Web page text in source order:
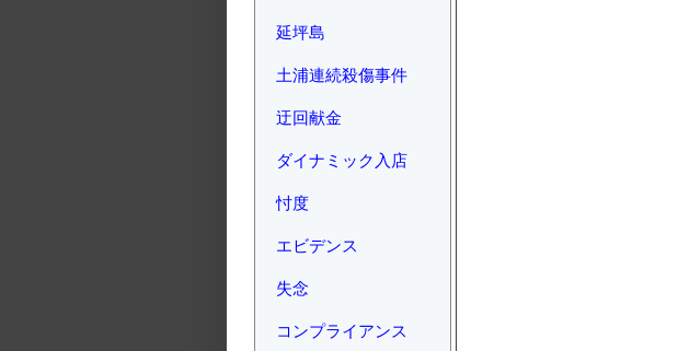
延坪島
土浦連続殺傷事件
迂回献金
ダイナミック入店
忖度
エビデンス
失念
コンプライアンス